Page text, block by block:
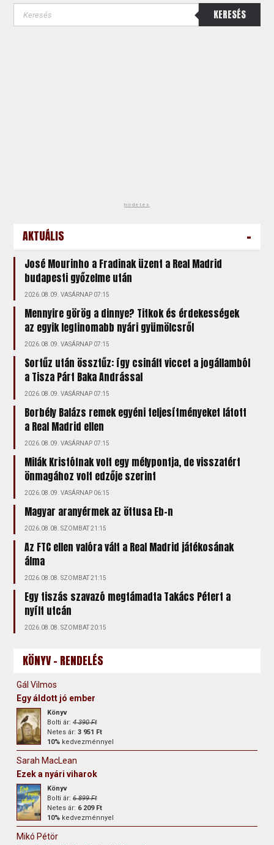
KERESÉS
hirdetés
AKTUÁLIS -
José Mourinho a Fradinak üzent a Real Madrid
budapesti győzelme után
2026.08.09. VASÁRNAP 07:15
Mennyire görög a dinnye? Titkok és érdekességek
az egyik legfinomabb nyári gyümölcsről
2026.08.09. VASÁRNAP 07:15
Sortűz után össztűz: így csinált viccet a jogállamból
a Tisza Párt Baka Andrással
2026.08.09. VASÁRNAP 07:15
Borbély Balázs remek egyéni teljesítményeket látott
a Real Madrid ellen
2026.08.09. VASÁRNAP 07:15
Milák Kristófnak volt egy mélypontja, de visszatért
önmagához volt edzője szerint
2026.08.09. VASÁRNAP 06:15
Magyar aranyérmek az öttusa Eb-n
2026.08.08. SZOMBAT 21:15
Az FTC ellen valóra vált a Real Madrid játékosának
álma
2026.08.08. SZOMBAT 21:15
Egy tiszás szavazó megtámadta Takács Pétert a
nyílt utcán
2026.08.08. SZOMBAT 20:15
KÖNYV - RENDELÉS
Gál Vilmos
Egy áldott jó ember
Könyv
Bolti ár:4 390 Ft
Netes ár:3 951 Ft
10% kedvezménnyel
Sarah MacLean
Ezek a nyári viharok
Könyv
Bolti ár:6 899 Ft
Netes ár: 6 209 Ft
10% kedvezménnyel
Mikó Pétör